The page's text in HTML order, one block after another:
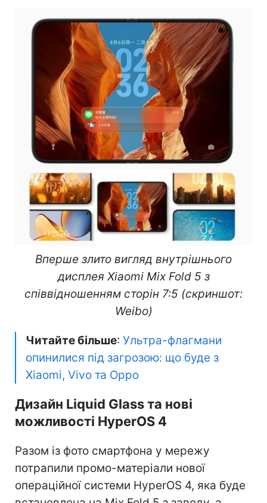
Вперше злито вигляд внутрішнього
дисплея Xiaomi Mix Fold 5 з
співвідношенням сторін 7:5 (скриншот:
Weibo)
Читайте більше: Ультра-флагмани
опинилися під загрозою: що буде з
Xiaomi, Vivo та Oppo
Дизайн Liquid Glass та нові
можливості HyperOS 4
Разом із фото смартфона у мережу
потрапили промо-матеріали нової
операційної системи HyperOS 4, яка буде